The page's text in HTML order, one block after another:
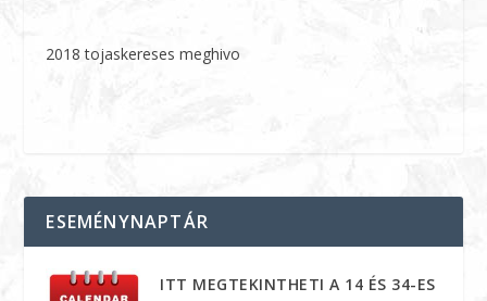
2018 tojaskereses meghivo
ESEMÉNYNAPTÁR
ITT MEGTEKINTHETI A 14 ÉS 34-ES